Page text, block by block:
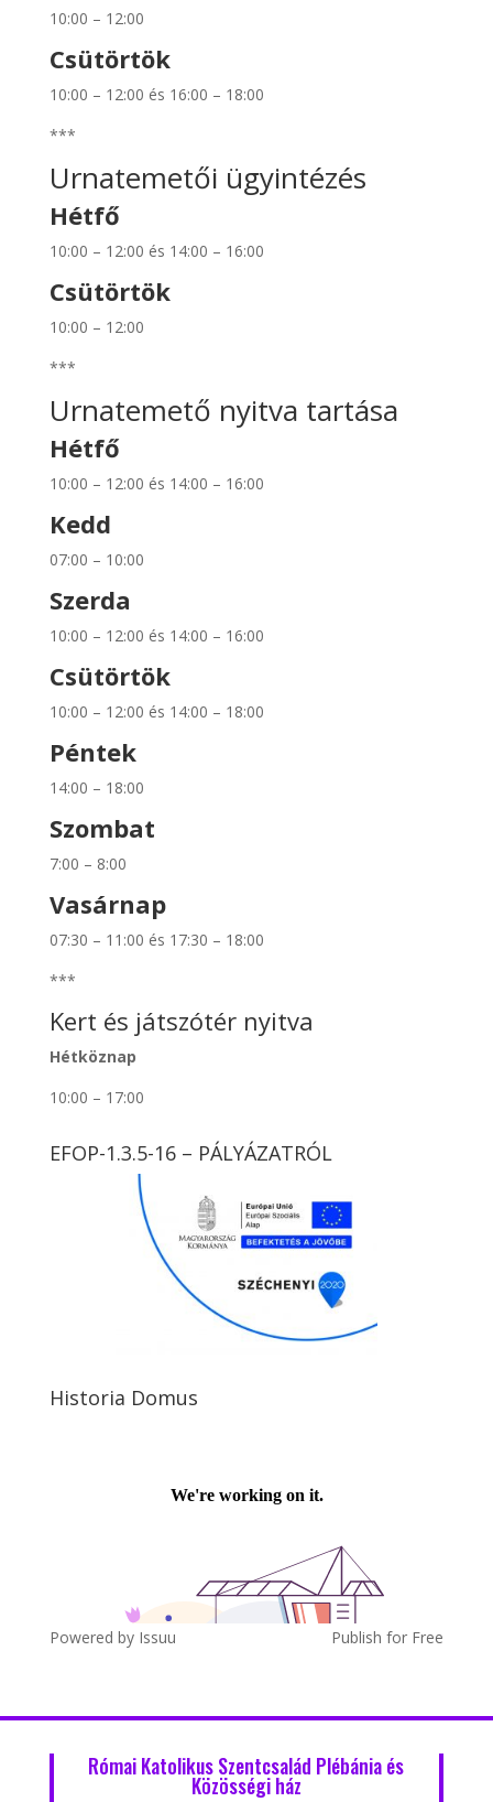
10:00 – 12:00
Csütörtök
10:00 – 12:00 és 16:00 – 18:00
***
Urnatemetői ügyintézés
Hétfő
10:00 – 12:00 és 14:00 – 16:00
Csütörtök
10:00 – 12:00
***
Urnatemető nyitva tartása
Hétfő
10:00 – 12:00 és 14:00 – 16:00
Kedd
07:00 – 10:00
Szerda
10:00 – 12:00 és 14:00 – 16:00
Csütörtök
10:00 – 12:00 és 14:00 – 18:00
Péntek
14:00 – 18:00
Szombat
7:00 – 8:00
Vasárnap
07:30 – 11:00 és 17:30 – 18:00
***
Kert és játszótér nyitva
Hétköznap
10:00 – 17:00
EFOP-1.3.5-16 – PÁLYÁZATRÓL
Historia Domus
Powered by Issuu Publish for Free
Római Katolikus Szentcsalád Plébánia és
Közösségi ház